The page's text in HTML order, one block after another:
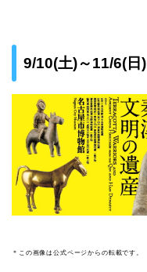
9/10(土)～11/6(日)
＊この画像は公式ページからの転載です。